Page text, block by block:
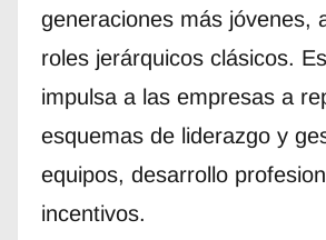
generaciones más jóvenes,
roles jerárquicos clásicos.
impulsa a las empresas a
esquemas de liderazgo y
equipos, desarrollo
incentivos.